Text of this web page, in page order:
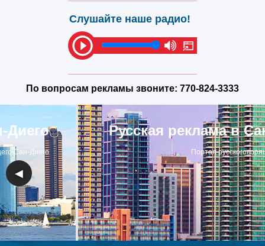
Слушайте наше радио!
По вопросам рекламы звоните: 770-824-3333
Русская реклама в Сан-Диего
Портал русскоговорящего Сан-Диего
◀ ▶